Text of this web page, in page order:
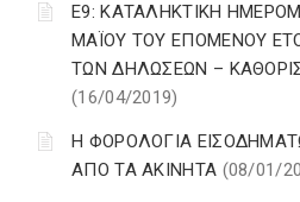
Ε9: ΚΑΤΑΛΗΚΤΙΚΗ
ΜΑΪΟΥ ΤΟΥ ΕΠΟΜΕΝΟΥ
ΤΩΝ ΔΗΛΩΣΕΩΝ –
(16/04/2019)
Η ΦΟΡΟΛΟΓΙΑ
ΑΠΟ ΤΑ ΑΚΙΝΗΤΑ (08/01/